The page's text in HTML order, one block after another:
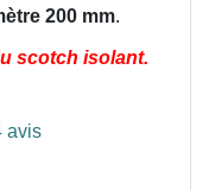
200 mm.
scotch isolant.
avis